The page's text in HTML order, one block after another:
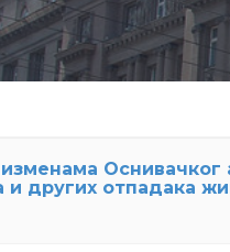
других отпадака